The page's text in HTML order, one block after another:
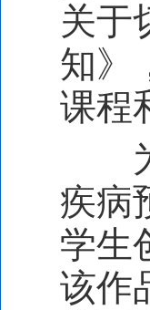
关于
知》
课程
疾病
学生
该作